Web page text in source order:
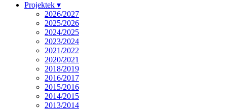
Projektek ▾
2026/2027
2025/2026
2024/2025
2023/2024
2021/2022
2020/2021
2018/2019
2016/2017
2015/2016
2014/2015
2013/2014